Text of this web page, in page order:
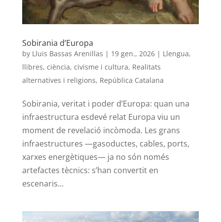
Sobirania d’Europa
by Lluis Bassas Arenillas | 19 gen., 2026| Llengua,
llibres, ciència, civisme i cultura, Realitats
alternatives i religions, República Catalana
Sobirania, veritat i poder d’Europa: quan una
infraestructura esdevé relat Europa viu un
moment de revelació incòmoda. Les grans
infraestructures —gasoductes, cables, ports,
xarxes energètiques— ja no són només
artefactes tècnics: s’han convertit en
escenaris...